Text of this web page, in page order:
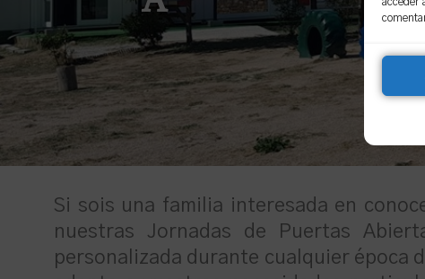
Si sois una familia interesada en
nuestras Jornadas de Puertas
personalizada durante cualquier época